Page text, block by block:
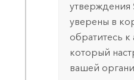
утверждения
уверены в
обратитесь
который
вашей